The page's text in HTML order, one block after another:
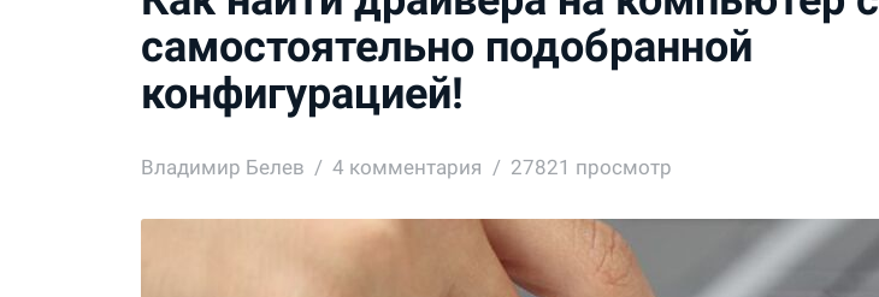
самостоятельно подобранной
конфигурацией!
Владимир Белев 4 комментария 27821 просмотр